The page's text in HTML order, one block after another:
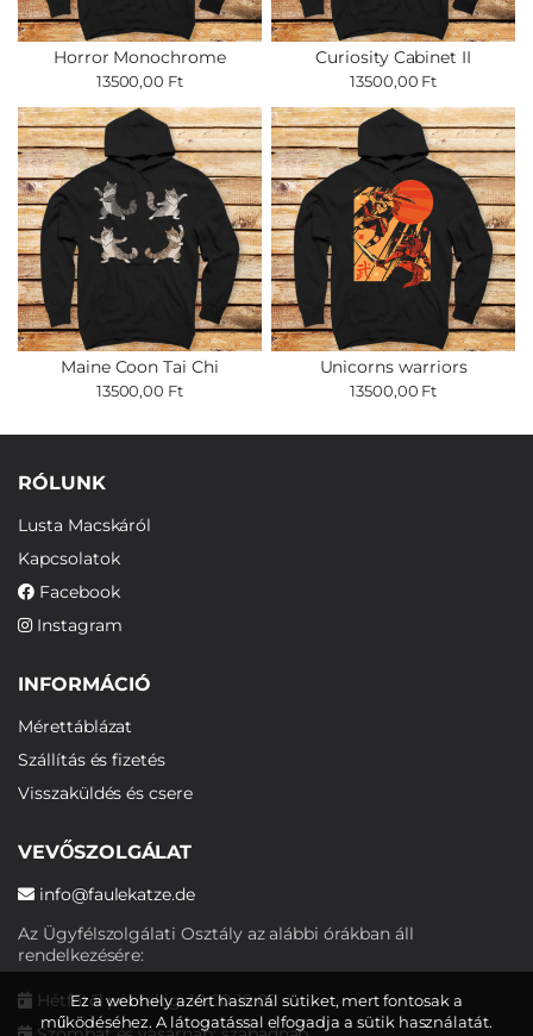
Horror Monochrome
13500,00 Ft
Curiosity Cabinet II
13500,00 Ft
Maine Coon Tai Chi
13500,00 Ft
Unicorns warriors
13500,00 Ft
RÓLUNK
Lusta Macskáról
Kapcsolatok
Facebook
Instagram
INFORMÁCIÓ
Mérettáblázat
Szállítás és fizetés
Visszaküldés és csere
VEVŐSZOLGÁLAT
info@faulekatze.de
Az Ügyfélszolgálati Osztály az alábbi órákban áll
rendelkezésére:
Hétfőtől péntekig: 10:00-19:00
Ez a webhely azért használ sütiket, mert fontosak a
működéséhez. A látogatással elfogadja a sütik használatát.